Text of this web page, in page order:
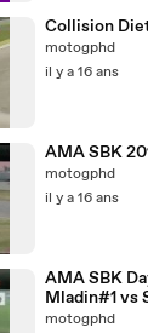
Collision
motogphd
il y a 16 ans
AMA SBK
motogphd
il y a 16 ans
AMA SBK
Mladin#1 vs
motogphd